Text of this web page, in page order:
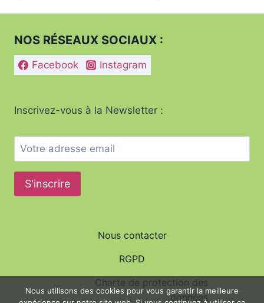
NOS RÉSEAUX SOCIAUX :
Facebook Instagram
Inscrivez-vous à la Newsletter :
Nous contacter
RGPD
Charte de protection des
données
Nous utilisons des cookies pour vous garantir la meilleure